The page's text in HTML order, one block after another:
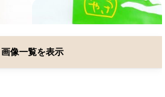
画像一覧を表示